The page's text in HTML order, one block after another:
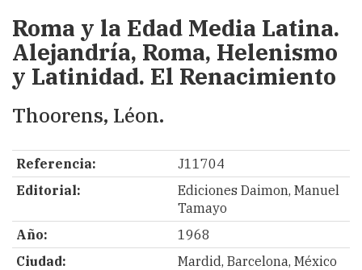
Roma y la Edad Media Latina.
Alejandría, Roma, Helenismo
y Latinidad. El Renacimiento
Thoorens, Léon.
Referencia:
J11704
Editorial:
Ediciones Daimon, Manuel
Tamayo
Año:
1968
Ciudad:
Mardid, Barcelona, México